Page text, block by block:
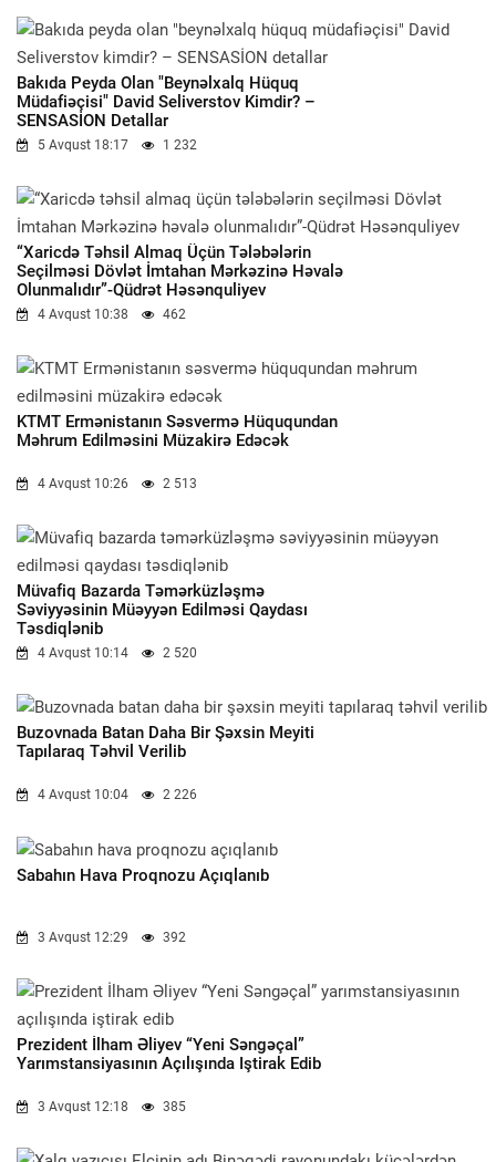
Bakıda Peyda Olan "beynəlxalq Hüquq
Müdafiəçisi" David Seliverstov Kimdir? –
SENSASİON Detallar
5 Avqust 18:17 1 232
“Xaricdə Təhsil Almaq Üçün Tələbələrin
Seçilməsi Dövlət İmtahan Mərkəzinə Həvalə
Olunmalıdır”-Qüdrət Həsənquliyev
4 Avqust 10:38 462
KTMT Ermənistanın Səsvermə Hüququndan
Məhrum Edilməsini Müzakirə Edəcək
4 Avqust 10:26 2 513
Müvafiq Bazarda Təmərküzləşmə
Səviyyəsinin Müəyyən Edilməsi Qaydası
Təsdiqlənib
4 Avqust 10:14 2 520
Buzovnada Batan Daha Bir Şəxsin Meyiti
Tapılaraq Təhvil Verilib
4 Avqust 10:04 2 226
Sabahın Hava Proqnozu Açıqlanıb
3 Avqust 12:29 392
Prezident İlham Əliyev “Yeni Səngəçal”
Yarımstansiyasının Açılışında Iştirak Edib
3 Avqust 12:18 385